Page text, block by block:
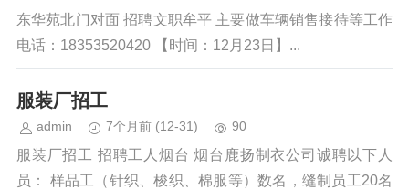
东华苑北门对面 招聘文职牟平 主要做车辆销售接待等工作
电话：18353520420 【时间：12月23日】...
服装厂招工
admin 7个月前 (12-31) 90
服装厂招工 招聘工人烟台 烟台鹿扬制衣公司诚聘以下人
员： 样品工（针织、梭织、棉服等）数名，缝制员工20名